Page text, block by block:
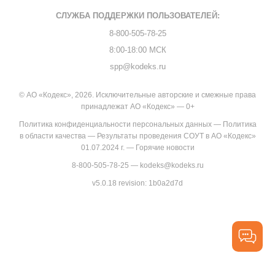
СЛУЖБА ПОДДЕРЖКИ ПОЛЬЗОВАТЕЛЕЙ:
8-800-505-78-25
8:00-18:00 МСК
spp@kodeks.ru
© АО «Кодекс», 2026. Исключительные авторские и смежные права
принадлежат АО «Кодекс» — 0+
Политика конфиденциальности персональных данных— Политика
в области качества— Результаты проведения СОУТ в АО «Кодекс»
01.07.2024 г.— Горячие новости
8-800-505-78-25 — kodeks@kodeks.ru
v5.0.18 revision: 1b0a2d7d